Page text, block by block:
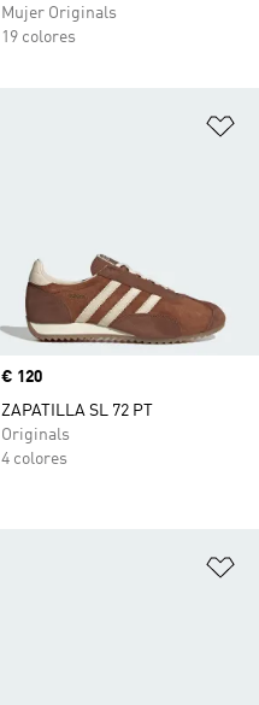
Mujer Originals
19 colores
Precio
€ 120
ZAPATILLA SL 72 PT
Originals
4 colores